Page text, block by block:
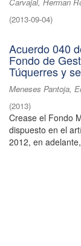
Carvajal, Herman
(2013-09-04)
Acuerdo 040
Fondo de
Túquerres y
Meneses Pantoja,
(2013)
Crease el Fondo
dispuesto en el
2012, en